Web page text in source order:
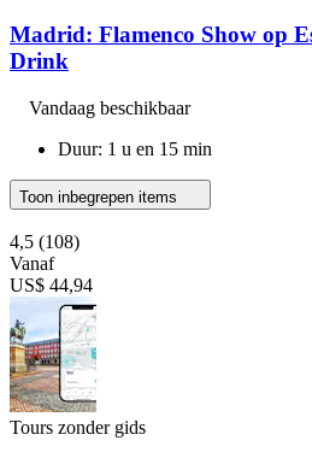
Madrid: Flamenco Show op
Drink
Vandaag beschikbaar
Duur: 1 u en 15 min
Toon inbegrepen items
4,5 (108)
Vanaf
US$ 44,94
Tours zonder gids